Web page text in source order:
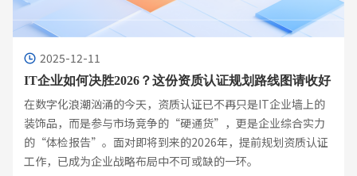
2025-12-11
IT企业如何决胜2026？这份资质认证规划路线图请收好
在数字化浪潮汹涌的今天，资质认证已不再只是IT企业墙上的
装饰品，而是参与市场竞争的“硬通货”，更是企业综合实力
的“体检报告”。面对即将到来的2026年，提前规划资质认证
工作，已成为企业战略布局中不可或缺的一环。